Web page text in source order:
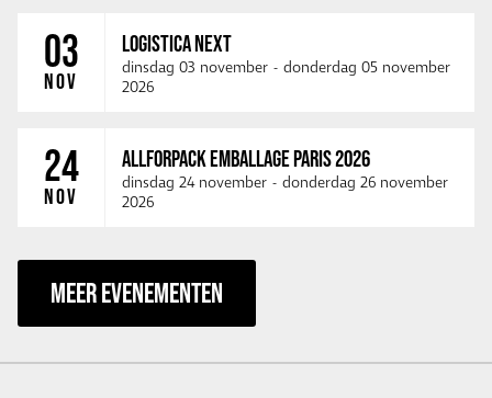
03
NOV
LOGISTICA NEXT
dinsdag 03 november - donderdag 05 november
2026
24
NOV
ALLFORPACK EMBALLAGE PARIS 2026
dinsdag 24 november - donderdag 26 november
2026
MEER EVENEMENTEN